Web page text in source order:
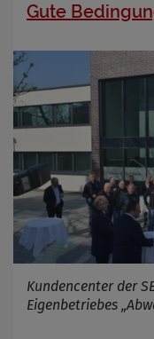
Gute
Kundencenter der
Eigenbetriebes